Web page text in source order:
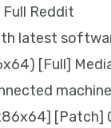
Reddit
latest
[Full]
[Patch]